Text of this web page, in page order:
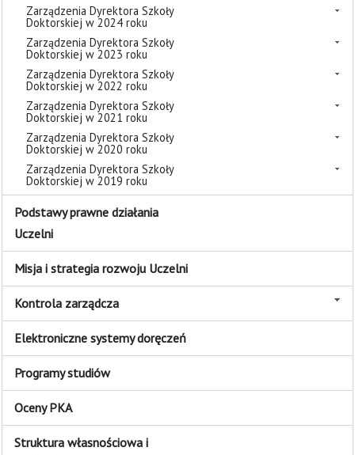
Zarządzenia Dyrektora Szkoły
Doktorskiej w 2024 roku
Zarządzenia Dyrektora Szkoły
Doktorskiej w 2023 roku
Zarządzenia Dyrektora Szkoły
Doktorskiej w 2022 roku
Zarządzenia Dyrektora Szkoły
Doktorskiej w 2021 roku
Zarządzenia Dyrektora Szkoły
Doktorskiej w 2020 roku
Zarządzenia Dyrektora Szkoły
Doktorskiej w 2019 roku
Podstawy prawne działania
Uczelni
Misja i strategia rozwoju Uczelni
Kontrola zarządcza
Elektroniczne systemy doręczeń
Programy studiów
Oceny PKA
Struktura własnościowa i